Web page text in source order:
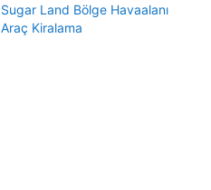
Sugar Land Bölge Havaalanı
Araç Kiralama